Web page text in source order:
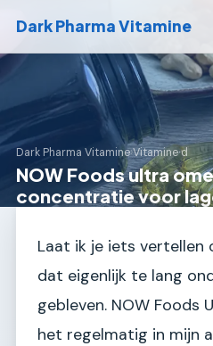
Dark Pharma Vitamine
Dark Pharma Vitamine›Vitamine d
NOW Foods ultra
concentratie voor
Laat ik je iets vertellen
dat eigenlijk te lang
gebleven. NOW Foods
het regelmatig in mijn